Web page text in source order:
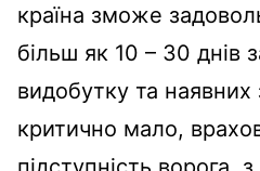
країна зможе
більш як 10 – 30 днів
видобутку та наявних
критично мало,